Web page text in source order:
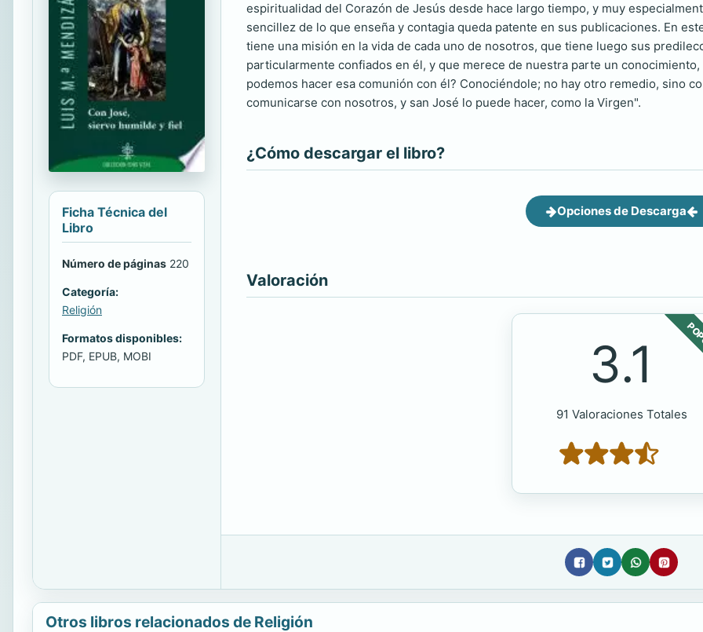
Ficha Técnica del
Libro
Número de páginas 220
Categoría:
Religión
Formatos disponibles:
PDF, EPUB, MOBI
espiritualidad del Corazón de Jesús desde hace largo tiempo, y muy
sencillez de lo que enseña y contagia queda patente en sus publicaciones. En
tiene una misión en la vida de cada uno de nosotros, que tiene luego sus
particularmente confiados en él, y que merece de nuestra parte un
podemos hacer esa comunión con él? Conociéndole; no hay otro remedio, sino
comunicarse con nosotros, y san José lo puede hacer, como la Virgen".
¿Cómo descargar el libro?
Opciones de Descarga
Valoración
3.1
91 Valoraciones Totales
Otros libros relacionados de Religión